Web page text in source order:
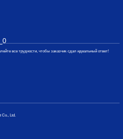
все трудности, чтобы заказчик сдал идеальный ответ!
Co., Ltd.